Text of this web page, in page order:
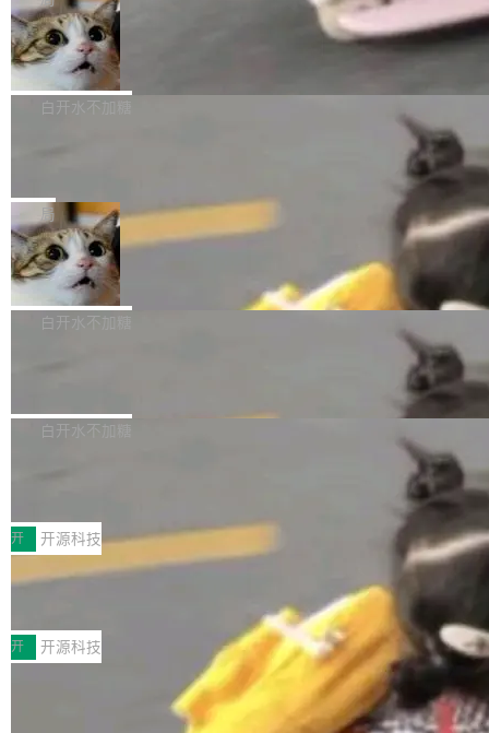
l 迁移或唤醒时，新宿主从 S3 恢复 SQLite 数据
库继续执行。存储库是持久化的唯一真相...
te 17 Pro、OPPO K15，要么是vivo X300 E这
样的次旗舰。 Galaxy Z Fold8 Ultra / Z Fold8 /
Z Flip8三款折叠屏新机均在7月22日发布，且全
部搭载骁龙8 Elite Gen5 for Galaxy，它们本该
本控制系统。目前处于 Early Access 阶段。 De
ltaDB 的核心思路直接写在 landing page 最显
眼的位置：「Software is made between com
mits」——软件是在 commit 之间写出来的。git
是把这段空隙补上。 回退到任何一次编辑：Delt
aDB 捕获 commit 之间的每一次操作，...
SpaceXAI 单季资本开支达 183 亿美元
根据风险投资人Tomer Tunguz 博客（VC 分
析）披露的最新分析与第二季度业绩报告，Spac
微软同期总资本开支的四成。 与亚马逊、Alpha
bet、微软以及 Meta 等传统科技巨头相比，Spa
ceXAI的资金消耗速度尤为引人瞩目。然而，支
撑庞大支出的资金来源却呈现出截然不同的面
貌。数据显示，微软和 Meta 主要依托充沛的经
白开水不加糖
一个在终端里运行的编程 agent；Muse Spark
1.2，驱动这个 agent 的新模型。一句话概括：
你可以用 curl -fsSL https://dev.meta.ai/install.
sh | bash 安装一个能在大项目里自动规划、写
代码、验证结果的 AI 终端工具。 据介绍，Muse
个主 agent 循环，外加一组后台 agent。这些后
局
美团开源 LoHoSearch，用知识图谱校
准 AI 能力认知
机器出题的前提，是让机器拥有全局视野。整个
构建流程可以分为四个环节：建图 → 控制难度
白开水不加糖
库，并将作为transport接入Mooncake TENT。
MPComm将作为一种传输引擎接入Mooncake T
ENT，实现零拷贝传输性能提升30%、非零拷贝
传输性能最高提升5倍。UCL-MPComm底层基
于自研UCL-Engine通信引擎，后续腾讯网平将
持续开源更多基于UCL-Engine的高性能通信组
件。 腾讯网平团队在UCL-MPComm中实现了一
个独立于业务线程的全局通信引擎（Engine），
白开水不加糖
型案例入选名单》，深信服“面向企业研发场景的
开源 AI 编程平台 CoStrict 应用”凭借卓越的技术
创新与落地成效成功入选。 全链路私有化部署，
助力企业AI研发安全落地 当前，越来越多企业已
经开始引入 AI Coding 工具，通过调用公有云模
型或企业内部部署模型提升研发效率。但随着 AI
Coding 从个人辅助工具逐步走向团队级、组织
级应用，企业在规模化落地过程中，对安全性、
开 开源科技
深信服AI算力网关入选工信部人工智能
前不久，工业和信息化部正式发布《2025年人工
智能应用典型案例名单》，集中展示人工智能在
各领域的应用成果，覆盖技术底座、行业赋能、
产品应用、支撑保障、专题等五大方向。深信服
AI算力网关（AI创新平台）成功入选！ 随着各行
开 开源科技
Jeff Dean 离开 Google：一个时代的结
束，一个实验室的开始
Google 员工编号 20。MapReduce 作者之一。